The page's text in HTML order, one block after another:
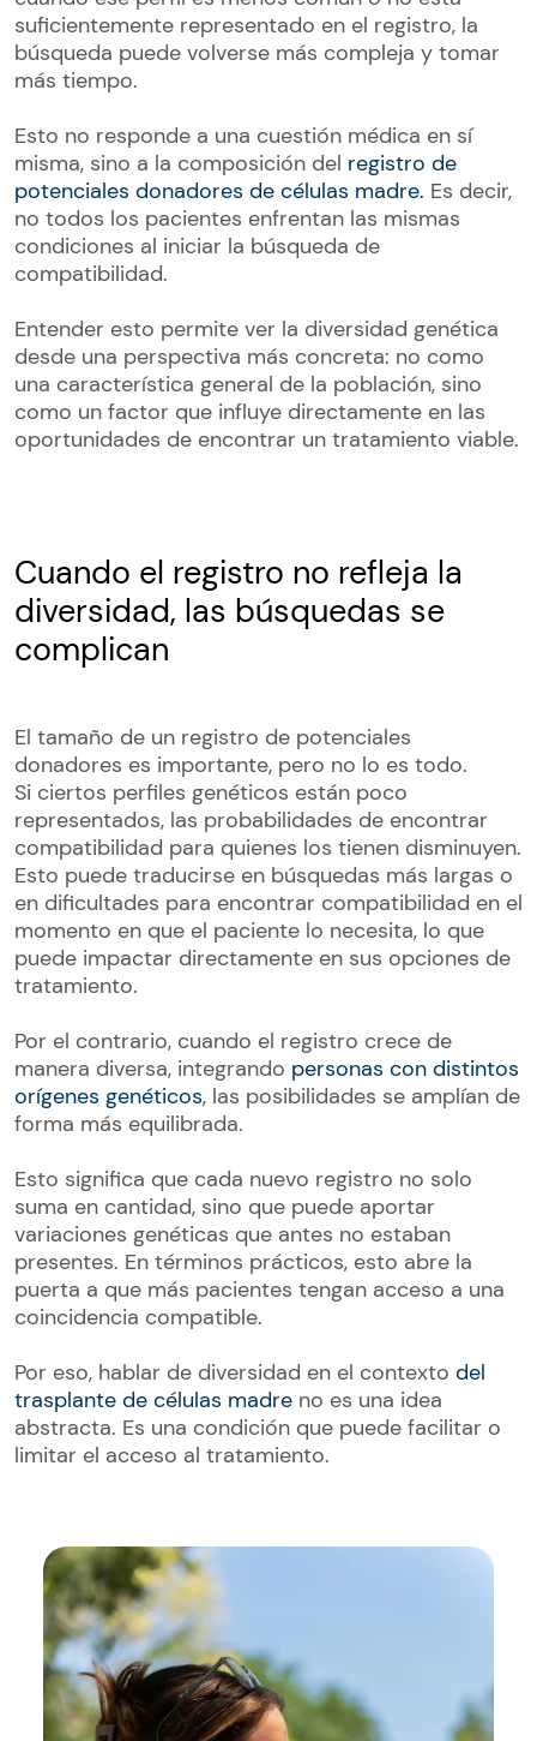
suficientemente representado en el registro, la
búsqueda puede volverse más compleja y tomar
más tiempo.
Esto no responde a una cuestión médica en sí
misma, sino a la composición del registro de
potenciales donadores de células madre. Es decir,
no todos los pacientes enfrentan las mismas
condiciones al iniciar la búsqueda de
compatibilidad.
Entender esto permite ver la diversidad genética
desde una perspectiva más concreta: no como
una característica general de la población, sino
como un factor que influye directamente en las
oportunidades de encontrar un tratamiento viable.
Cuando el registro no refleja la
diversidad, las búsquedas se
complican
El tamaño de un registro de potenciales
donadores es importante, pero no lo es todo.
Si ciertos perfiles genéticos están poco
representados, las probabilidades de encontrar
compatibilidad para quienes los tienen disminuyen.
Esto puede traducirse en búsquedas más largas o
en dificultades para encontrar compatibilidad en el
momento en que el paciente lo necesita, lo que
puede impactar directamente en sus opciones de
tratamiento.
Por el contrario, cuando el registro crece de
manera diversa, integrando personas con distintos
orígenes genéticos, las posibilidades se amplían de
forma más equilibrada.
Esto significa que cada nuevo registro no solo
suma en cantidad, sino que puede aportar
variaciones genéticas que antes no estaban
presentes. En términos prácticos, esto abre la
puerta a que más pacientes tengan acceso a una
coincidencia compatible.
Por eso, hablar de diversidad en el contexto del
trasplante de células madre no es una idea
abstracta. Es una condición que puede facilitar o
limitar el acceso al tratamiento.